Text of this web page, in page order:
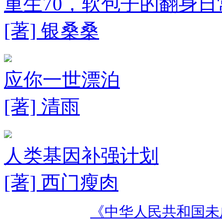
[著] 银桑桑
应你一世漂泊
[著] 清雨
人类基因补强计划
[著] 西门瘦肉
《中华人民共和国